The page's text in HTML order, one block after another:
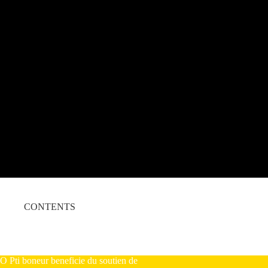
CONTENTS
O Pti boneur beneficie du soutien de